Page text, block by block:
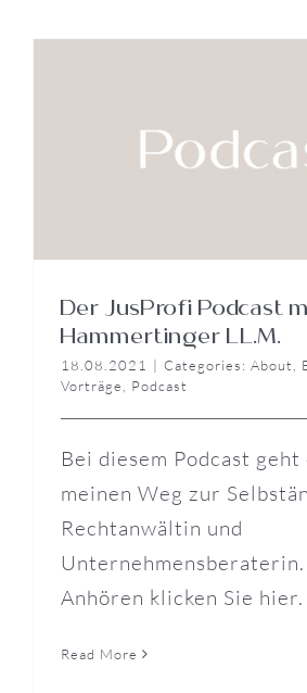
Der JusProfi Podcast
Hammertinger LL.M.
18.08.2021 | Categories: About
Vorträge
Podcast
Bei diesem Podcast geht
meinen Weg zur
Rechtanwältin und
Unternehmensberaterin.
Anhören klicken Sie hier.
Read More